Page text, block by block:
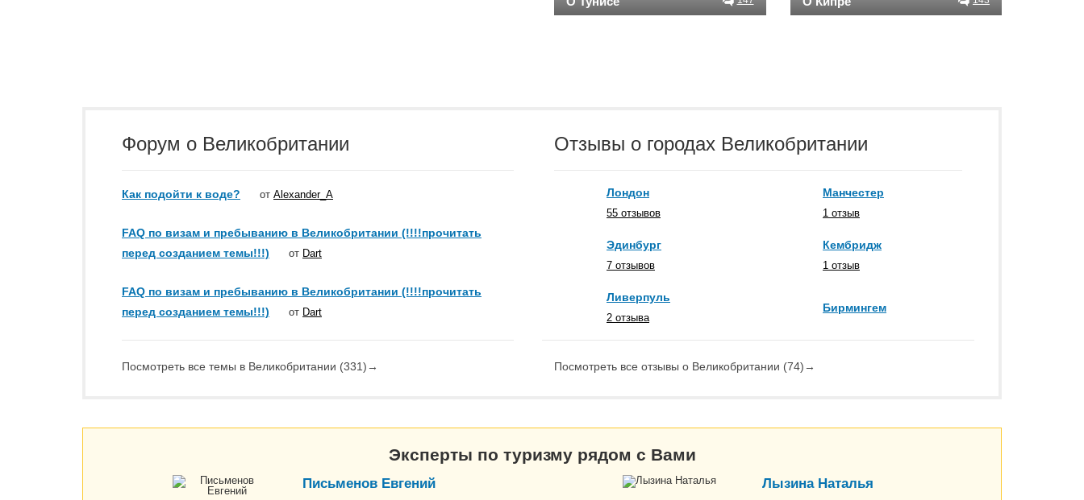
Форум о Великобритании
Как подойти к воде? от Alexander_A
FAQ по визам и пребыванию в Великобритании (!!!!прочитать
перед созданием темы!!!)
от Dart
FAQ по визам и пребыванию в Великобритании (!!!!прочитать
перед созданием темы!!!)
от Dart
Посмотреть все темы в Великобритании (331)→
Отзывы о городах Великобритании
Лондон
55 отзывов
Эдинбург
7 отзывов
Ливерпуль
2 отзыва
Манчестер
1 отзыв
Кембридж
1 отзыв
Бирмингем
Посмотреть все отзывы о Великобритании (74)→
Эксперты по туризму рядом с Вами
Письменов Евгений Лызина Наталья